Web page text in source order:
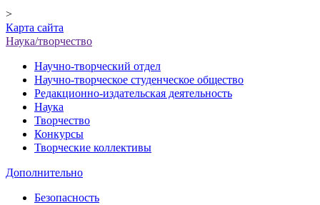
>
Карта сайта
Наука/творчество
Научно-творческий отдел
Научно-творческое студенческое общество
Редакционно-издательская деятельность
Наука
Творчество
Конкурсы
Творческие коллективы
Дополнительно
Безопасность